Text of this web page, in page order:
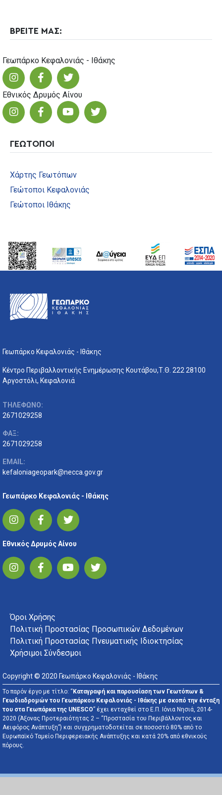
ΒΡΕΙΤΕ ΜΑΣ:
Γεωπάρκο Κεφαλονιάς - Ιθάκης
Εθνικός Δρυμός Αίνου
ΓΕΩΤΟΠΟΙ
Χάρτης Γεωτόπων
Γεώτοποι Κεφαλονιάς
Γεώτοποι Ιθάκης
Γεωπάρκο Κεφαλονιάς - Ιθάκης
Κέντρο Περιβαλλοντικής Ενημέρωσης Κουτάβου,Τ.Θ. 222 28100
Αργοστόλι, Κεφαλονιά
ΤΗΛΕΦΩΝΟ:
2671029258
ΦΑΞ:
2671029258
EMAIL:
kefaloniageopark@necca.gov.gr
Γεωπάρκο Κεφαλονιάς - Ιθάκης
Εθνικός Δρυμός Αίνου
FOOTER MENU
Όροι Χρήσης
Πολιτική Προστασίας Προσωπικών Δεδομένων
Πολιτική Προστασίας Πνευματικής Ιδιοκτησίας
Χρήσιμοι Σύνδεσμοι
Copyright © 2020 Γεωπάρκο Κεφαλονιάς - Ιθάκης
Το παρόν έργο με τίτλο: “Καταγραφή και παρουσίαση των Γεωτόπων &
Γεωδιαδρομών του Γεωπάρκου Κεφαλονιάς - Ιθάκης με σκοπό την ένταξη
του στα Γεωπάρκα της UNESCO” έχει ενταχθεί στο Ε.Π. Ιόνια Νησιά, 2014-
2020 (Άξονας Προτεραιότητας 2 – “Προστασία του Περιβάλλοντος και
Αειφόρος Ανάπτυξη”) και συγχρηματοδοτείται σε ποσοστό 80% από το
Ευρωπαϊκό Ταμείο Περιφερειακής Ανάπτυξης και κατά 20% από εθνικούς
πόρους.